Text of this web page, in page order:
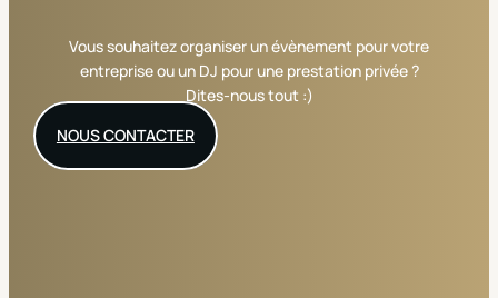
Vous souhaitez organiser un évènement pour votre
entreprise ou un DJ pour une prestation privée ?
Dites-nous tout :)
NOUS CONTACTER